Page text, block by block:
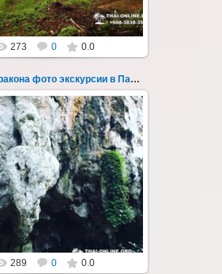
273 0 0.0
В Логово Дракона фото экскурсии в Паттайе 179
30.08.2022
Дракона" авторский
приключенческий тур из
на целый день - фото 179
Всего лишь в ...
Thai-Online
289 0 0.0